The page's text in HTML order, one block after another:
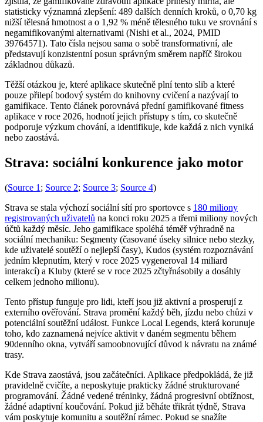
statisticky významná zlepšení: 489 dalších denních kroků, o 0,70 kg
nižší tělesná hmotnost a o 1,92 % méně tělesného tuku ve srovnání s
negamifikovanými alternativami (Nishi et al., 2024, PMID
39764571). Tato čísla nejsou sama o sobě transformativní, ale
představují konzistentní posun správným směrem napříč širokou
základnou důkazů.
Těžší otázkou je, které aplikace skutečně plní tento slib a které
pouze přilepí bodový systém do knihovny cvičení a nazývají to
gamifikace. Tento článek porovnává přední gamifikované fitness
aplikace v roce 2026, hodnotí jejich přístupy s tím, co skutečně
podporuje výzkum chování, a identifikuje, kde každá z nich vyniká
nebo zaostává.
Strava: sociální konkurence jako motor
(Source 1 ; Source 2; Source 3; Source 4)
Strava se stala výchozí sociální sítí pro sportovce s 180 miliony
registrovaných uživatelů na konci roku 2025 a třemi miliony nových
účtů každý měsíc. Jeho gamifikace spoléhá téměř výhradně na
sociální mechaniku: Segmenty (časované úseky silnice nebo stezky,
kde uživatelé soutěží o nejlepší časy), Kudos (systém rozpoznávání
jedním klepnutím, který v roce 2025 vygeneroval 14 miliard
interakcí) a Kluby (které se v roce 2025 zčtyřnásobily a dosáhly
celkem jednoho milionu).
Tento přístup funguje pro lidi, kteří jsou již aktivní a prosperují z
externího ověřování. Strava promění každý běh, jízdu nebo chůzi v
potenciální soutěžní událost. Funkce Local Legends, která korunuje
toho, kdo zaznamená nejvíce aktivit v daném segmentu během
90denního okna, vytváří samoobnovující důvod k návratu na známé
trasy.
Kde Strava zaostává, jsou začátečníci. Aplikace předpokládá, že již
pravidelně cvičíte, a neposkytuje prakticky žádné strukturované
programování. Žádné vedené tréninky, žádná progresivní obtížnost,
žádné adaptivní koučování. Pokud již běháte třikrát týdně, Strava
vám poskytuje komunitu a soutěžní rámec. Pokud se snažíte